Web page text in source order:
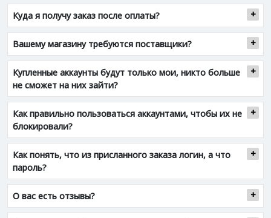
Куда я получу заказ после оплаты?
Вашему магазину требуются поставщики?
Купленные аккаунты будут только мои, никто больше
не сможет на них зайти?
Как правильно пользоваться аккаунтами, чтобы их не
блокировали?
Как понять, что из присланного заказа логин, а что
пароль?
О вас есть отзывы?